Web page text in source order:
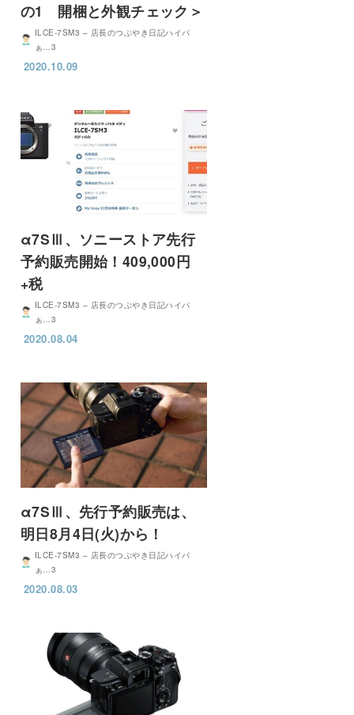
の1 開梱と外観チェック＞
ILCE-7SM3 – 店長のつぶやき日記ハイパ
ぁ…3
2020.10.09
α7SⅢ、ソニーストア先行
予約販売開始！409,000円
+税
ILCE-7SM3 – 店長のつぶやき日記ハイパ
ぁ…3
2020.08.04
α7SⅢ、先行予約販売は、
明日8月4日(火)から！
ILCE-7SM3 – 店長のつぶやき日記ハイパ
ぁ…3
2020.08.03